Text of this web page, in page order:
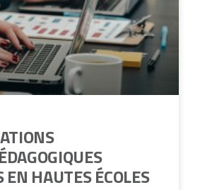
EN HAUTES ÉCOLES